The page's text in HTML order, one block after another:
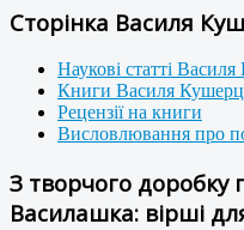
Сторінка Василя
Наукові статті
Книги Василя
Рецензії на книги
Висловлювання про
З творчого доробку
Василашка: вірші